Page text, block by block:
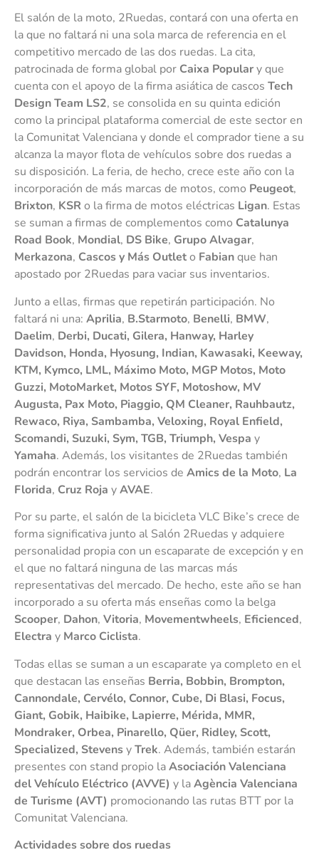
El salón de la moto, 2Ruedas, contará con una oferta en
la que no faltará ni una sola marca de referencia en el
competitivo mercado de las dos ruedas. La cita,
patrocinada de forma global por Caixa Populary que
cuenta con el apoyo de la firma asiática de cascos Tech
Design Team LS2, se consolida en su quinta edición
como la principal plataforma comercial de este sector en
la Comunitat Valenciana y donde el comprador tiene a su
alcanza la mayor flota de vehículos sobre dos ruedas a
su disposición. La feria, de hecho, crece este año con la
incorporación de más marcas de motos, como Peugeot,
Brixton, KSR o la firma de motos eléctricas Ligan. Estas
se suman a firmas de complementos como Catalunya
Road Book, Mondial, DS Bike, Grupo Alvagar,
Merkazona, Cascos y Más Outleto Fabianque han
apostado por 2Ruedas para vaciar sus inventarios.
Junto a ellas, firmas que repetirán participación. No
faltará ni una: Aprilia, B.Starmoto, Benelli, BMW,
Daelim, Derbi, Ducati, Gilera, Hanway, Harley
Davidson, Honda, Hyosung, Indian, Kawasaki, Keeway,
KTM, Kymco, LML, Máximo Moto, MGP Motos, Moto
Guzzi, MotoMarket, Motos SYF, Motoshow, MV
Augusta, Pax Moto, Piaggio, QM Cleaner, Rauhbautz,
Rewaco, Riya, Sambamba, Veloxing, Royal Enfield,
Scomandi, Suzuki, Sym, TGB, Triumph, Vespa y
Yamaha. Además, los visitantes de 2Ruedas también
podrán encontrar los servicios de Amics de la Moto, La
Florida, Cruz Roja yAVAE.
Por su parte, el salón de la bicicleta VLC Bike’s crece de
forma significativa junto al Salón 2Ruedas y adquiere
personalidad propia con un escaparate de excepción y en
el que no faltará ninguna de las marcas más
representativas del mercado. De hecho, este año se han
incorporado a su oferta más enseñas como la belga
Scooper, Dahon, Vitoria, Movementwheels, Eficienced,
Electra y Marco Ciclista.
Todas ellas se suman a un escaparate ya completo en el
que destacan las enseñas Berria, Bobbin, Brompton,
Cannondale, Cervélo, Connor, Cube, Di Blasi, Focus,
Giant, Gobik, Haibike, Lapierre, Mérida, MMR,
Mondraker, Orbea, Pinarello, Qüer, Ridley, Scott,
Specialized, StevensyTrek. Además, también estarán
presentes con stand propio laAsociación Valenciana
del Vehículo Eléctrico (AVVE) y laAgència Valenciana
de Turisme (AVT) promocionando las rutas BTT por la
Comunitat Valenciana.
Actividades sobre dos ruedas